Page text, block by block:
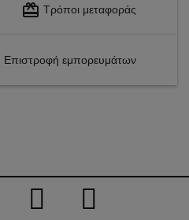
redeem Τρόποι μεταφοράς
Επιστροφή εμπορευμάτων